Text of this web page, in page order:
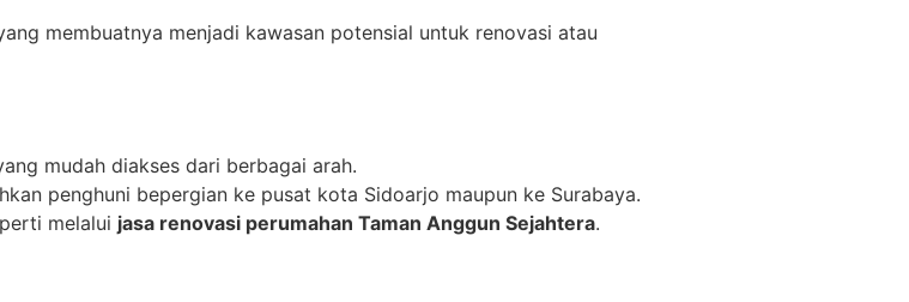
membuatnya menjadi kawasan potensial untuk renovasi atau
mudah diakses dari berbagai arah.
penghuni bepergian ke pusat kota Sidoarjo maupun ke Surabaya.
melalui jasa renovasi perumahan Taman Anggun Sejahtera.